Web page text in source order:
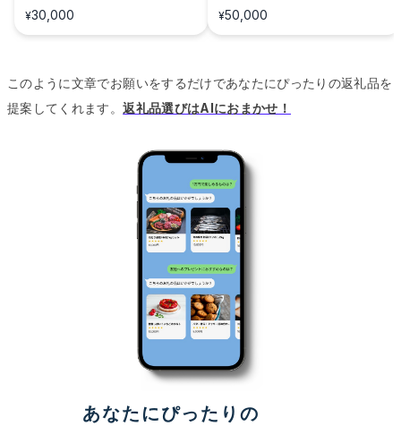
¥30,000 ¥50,000
このように文章でお願いをするだけであなたにぴったりの返礼品を
提案してくれます。返礼品選びはAIにおまかせ！
あなたにぴったりの